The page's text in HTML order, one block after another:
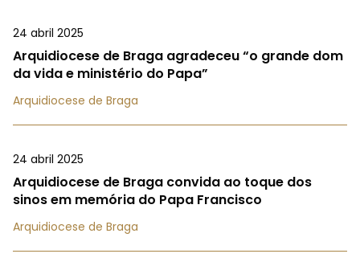
24 abril 2025
Arquidiocese de Braga agradeceu “o grande dom
da vida e ministério do Papa”
Arquidiocese de Braga
24 abril 2025
Arquidiocese de Braga convida ao toque dos
sinos em memória do Papa Francisco
Arquidiocese de Braga